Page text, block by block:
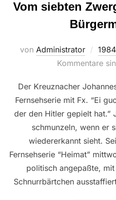
Vom siebten
von Administrator 1984
Kommentare
Der Kreuznacher
Fernsehserie mit Fx. “Ei
der den Hitler gepielt hat.”
schmunzeln, wenn er
wiedererkannt sieht.
Fernsehserie “Heimat”
politisch angepaßte,
Schnurrbärtchen